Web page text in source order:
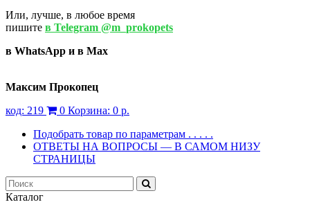
Или, лучше, в любое время
пишите в Telegram @m_prokopets
в WhatsApp и в Max
Максим Прокопец
код: 219 0 Корзина: 0 р.
Подобрать товар по параметрам . . . . .
ОТВЕТЫ НА ВОПРОСЫ — В САМОМ НИЗУ
СТРАНИЦЫ
Каталог